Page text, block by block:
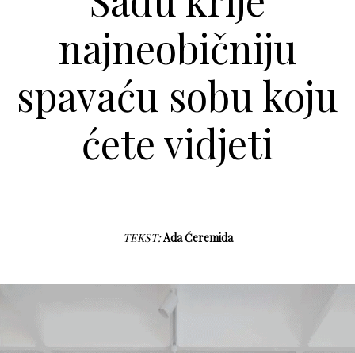
najneobičniju
spavaću sobu koju
ćete vidjeti
TEKST:Ada Ćeremida